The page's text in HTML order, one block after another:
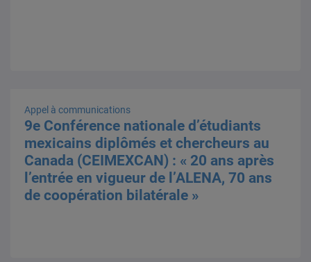
Appel à communications
9e Conférence nationale d’étudiants
mexicains diplômés et chercheurs au
Canada (CEIMEXCAN) : « 20 ans après
l’entrée en vigueur de l’ALENA, 70 ans
de coopération bilatérale »